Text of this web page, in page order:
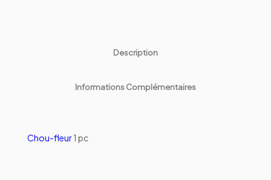
Description
Informations Complémentaires
Chou-fleur1 pc